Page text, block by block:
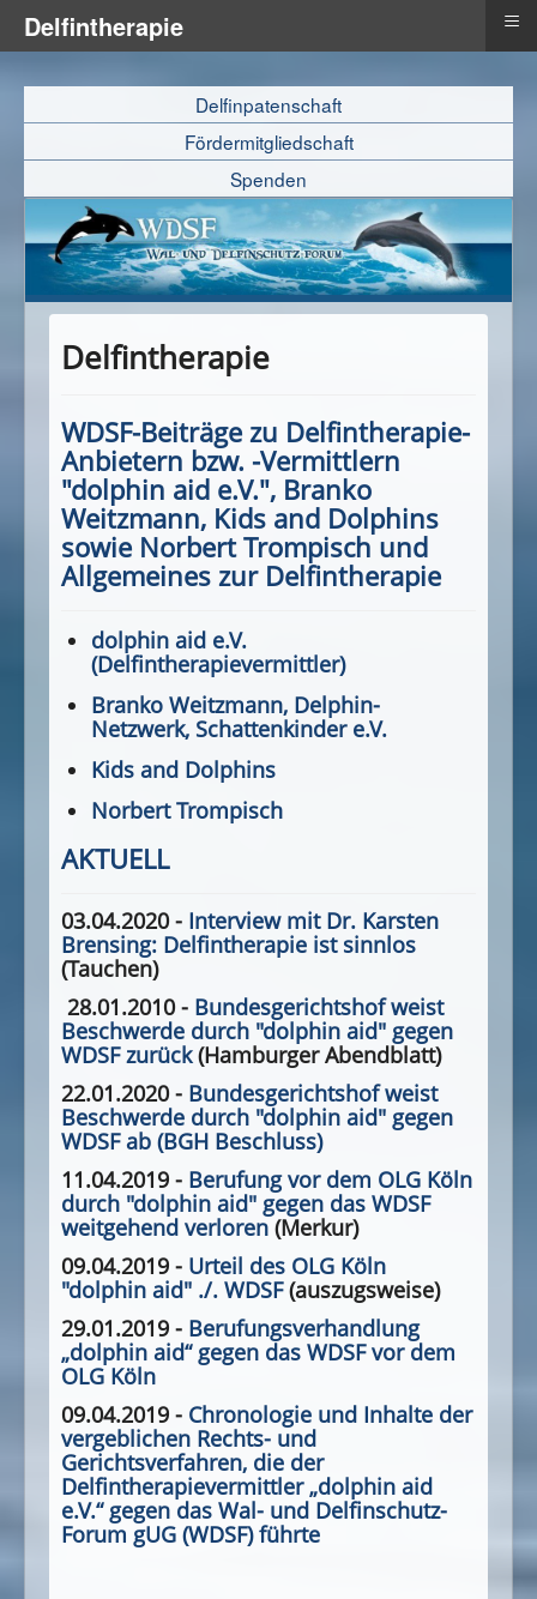
Delfinpatenschaft
Fördermitgliedschaft
Spenden
Delfintherapie
WDSF-Beiträge zu Delfintherapie-
Anbietern bzw. -Vermittlern
"dolphin aid e.V.", Branko
Weitzmann, Kids and Dolphins
sowie Norbert Trompisch und
Allgemeines zur Delfintherapie
dolphin aid e.V.
(Delfintherapievermittler)
Branko Weitzmann, Delphin-
Netzwerk, Schattenkinder e.V.
Kids and Dolphins
Norbert Trompisch
AKTUELL
03.04.2020 - Interview mit Dr. Karsten
Brensing: Delfintherapie ist sinnlos
(Tauchen)
28.01.2010 - Bundesgerichtshof weist
Beschwerde durch "dolphin aid" gegen
WDSF zurück(Hamburger Abendblatt)
22.01.2020 - Bundesgerichtshof weist
Beschwerde durch "dolphin aid" gegen
WDSF ab (BGH Beschluss)
11.04.2019 - Berufung vor dem OLG Köln
durch "dolphin aid" gegen das WDSF
weitgehend verloren (Merkur)
09.04.2019 - Urteil des OLG Köln
"dolphin aid" ./. WDSF(auszugsweise)
29.01.2019 - Berufungsverhandlung
„dolphin aid“ gegen das WDSF vor dem
OLG Köln
09.04.2019 - Chronologie und Inhalte der
vergeblichen Rechts- und
Gerichtsverfahren, die der
Delfintherapievermittler „dolphin aid
e.V.“ gegen das Wal- und Delfinschutz-
Forum gUG (WDSF) führte
Delfintherapie ≡